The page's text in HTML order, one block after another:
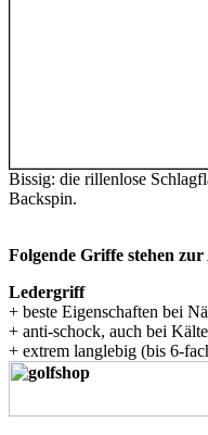
Bissig: die rillenlose
Backspin.
Folgende Griffe stehen
Ledergriff
+ beste Eigenschaften bei
+ anti-schock, auch bei Kälte
+ extrem langlebig (bis 6-